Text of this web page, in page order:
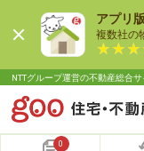
アプリ
複数社の
NTTグループ運営の不動産総合
0